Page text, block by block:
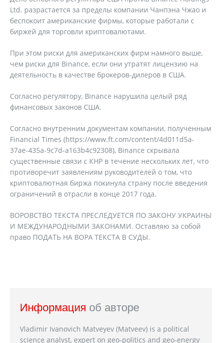
Ltd. разрастается за пределы компании Чанпэна Чжао и
беспокоит американские фирмы, которые работали с
биржей для торговли криптовалютами.
При этом риски для американских фирм намного выше,
чем риски для Binance, если они утратят лицензию на
деятельность в качестве брокеров-дилеров в США.
Согласно регулятору, Binance нарушила целый ряд
финансовых законов США.
Согласно внутренним документам компании, полученным
Financial Times (https://www.ft.com/content/4d011d5a-
37ae-435a-9c7d-a163b4c92308), Binance скрывала
существенные связи с КНР в течение нескольких лет, что
противоречит заявлениям руководителей о том, что
криптовалютная биржа покинула страну после введения
ограничений в отрасли в конце 2017 года.
ВОРОВСТВО ТЕКСТА ПРЕСЛЕДУЕТСЯ ПО ЗАКОНУ УКРАИНЫ
И МЕЖДУНАРОДНЫМИ ЗАКОНАМИ. Оставляю за собой
право ПОДАТЬ НА ВОРА ТЕКСТА В СУДЫ.
Информация об авторе
Vladimir Ivanovich Matveyev (Matveev) is a political
science analyst, expert on geo-politics and geo-energy